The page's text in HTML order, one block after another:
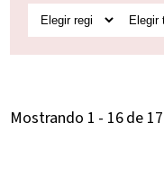
Mostrando 1 - 16 de